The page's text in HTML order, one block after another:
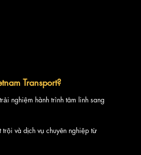
Transport?
nghiệm hành trình tâm linh sang
và dịch vụ chuyên nghiệp từ